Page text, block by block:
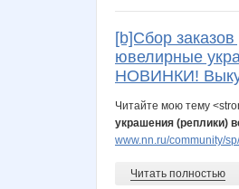
[b]Сбор
ювелирные
НОВИНКИ!
Читайте мою тему
украшения (реплики)
www.nn.ru/community/
Читать полностью